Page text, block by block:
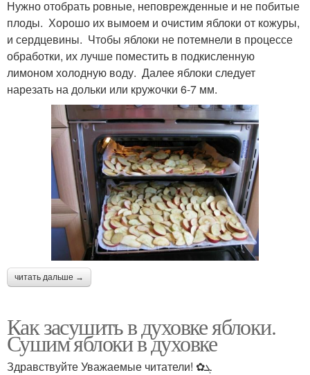
Нужно отобрать ровные, неповрежденные и не побитые
плоды. Хорошо их вымоем и очистим яблоки от кожуры,
и сердцевины. Чтобы яблоки не потемнели в процессе
обработки, их лучше поместить в подкисленную
лимоном холодную воду. Далее яблоки следует
нарезать на дольки или кружочки 6-7 мм.
читать дальше →
Как засушить в духовке яблоки.
Сушим яблоки в духовке
Здравствуйте Уважаемые читатели! ✿ܓ